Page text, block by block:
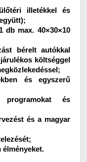
illetékkel és
db max. 40×30×10
bérelt autókkal
költséggel
és egyszerű
és
és a magyar
élményeket.